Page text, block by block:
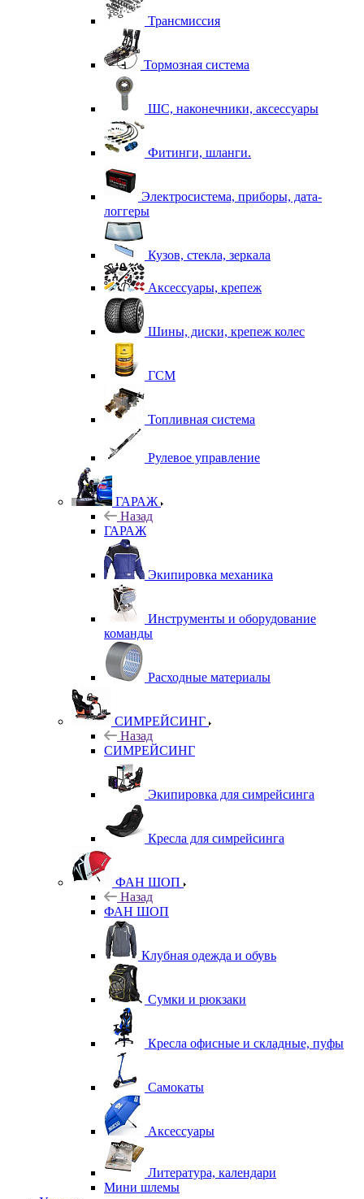
Трансмиссия
Тормозная система
ШС, наконечники, аксессуары
Фитинги, шланги.
Электросистема, приборы, дата-
логгеры
Кузов, стекла, зеркала
Аксессуары, крепеж
Шины, диски, крепеж колес
ГСМ
Топливная система
Рулевое управление
ГАРАЖ
Назад
ГАРАЖ
Экипировка механика
Инструменты и оборудование
команды
Расходные материалы
СИМРЕЙСИНГ
Назад
СИМРЕЙСИНГ
Экипировка для симрейсинга
Кресла для симрейсинга
ФАН ШОП
Назад
ФАН ШОП
Клубная одежда и обувь
Сумки и рюкзаки
Кресла офисные и складные, пуфы
Самокаты
Аксессуары
Литература, календари
Мини шлемы